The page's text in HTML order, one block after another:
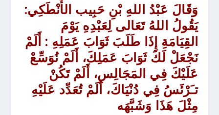
وَقَالَ عَبْدُ اللهِ بْنِ حَبِيب الأَنْطَكِي:
يَقُولُ اللهُ تَعَالى لِعَبْدِهِ يَوْمَ
القِيَامَةِ إِذَا طَلَبَ ثَوَابَ عَمَلِهِ : أَلَمْ
نَجْعَلْ لَكَ ثَوَابَ عَمَلِكَ، أَلَمْ نُوَسِّعْ
عَلَيْكَ فِي المَجَالِسِ، أَلَمْ تَكُنْ
تـَرْئَسُ فِي دُنْيَاكَ، أَلَمْ تُعَدِّد عَلَيْهِ
مِثْلَ هَذَا وَشَبَّهَه